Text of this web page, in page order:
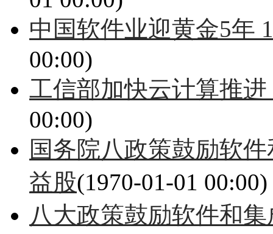
中国软件业迎黄金5年
00:00)
工信部加快云计算推
00:00)
国务院八政策鼓励软
益股(1970-01-01 00:00)
八大政策鼓励软件和